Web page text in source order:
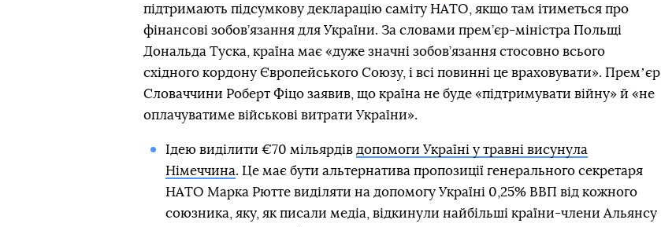
підтримають підсумкову декларацію саміту НАТО, якщо там ітиметься про
фінансові зобов’язання для України. За словами прем’єр-міністра Польщі
Дональда Туска, країна має «дуже значні зобов’язання стосовно всього
східного кордону Європейського Союзу, і всі повинні це враховувати». Премʼєр
Словаччини Роберт Фіцо заявив, що країна не буде «підтримувати війну» й «не
оплачуватиме військові витрати України».
Ідею виділити €70 мільярдів допомоги Україні у травні висунула
Німеччина. Це має бути альтернатива пропозиції генерального секретаря
НАТО Марка Рютте виділяти на допомогу Україні 0,25% ВВП від кожного
союзника, яку, як писали медіа, відкинули найбільші країни-члени Альянсу